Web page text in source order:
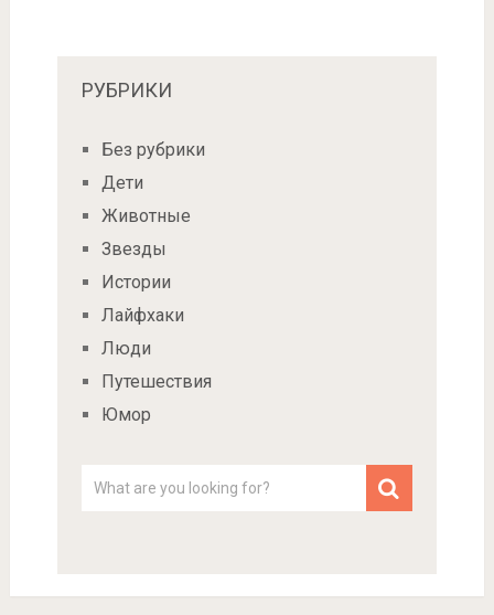
РУБРИКИ
Без рубрики
Дети
Животные
Звезды
Истории
Лайфхаки
Люди
Путешествия
Юмор